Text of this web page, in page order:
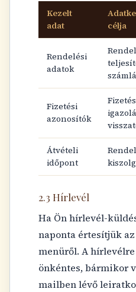
Kezelt
adat
célja
Rendelési
adatok
Fizetési
azonosítók
Fizetés
Átvételi
időpont
2.3 Hírlevél
Ha Ön hírlevél-
naponta értesítjük
menüről. A
önkéntes, bármikor
mailben lévő